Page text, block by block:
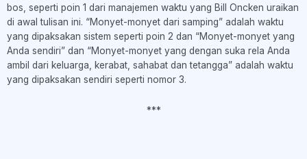
bos, seperti poin 1 dari manajemen waktu yang Bill Oncken uraikan
di awal tulisan ini. “Monyet-monyet dari samping” adalah waktu
yang dipaksakan sistem seperti poin 2 dan “Monyet-monyet yang
Anda sendiri” dan “Monyet-monyet yang dengan suka rela Anda
ambil dari keluarga, kerabat, sahabat dan tetangga” adalah waktu
yang dipaksakan sendiri seperti nomor 3.
***